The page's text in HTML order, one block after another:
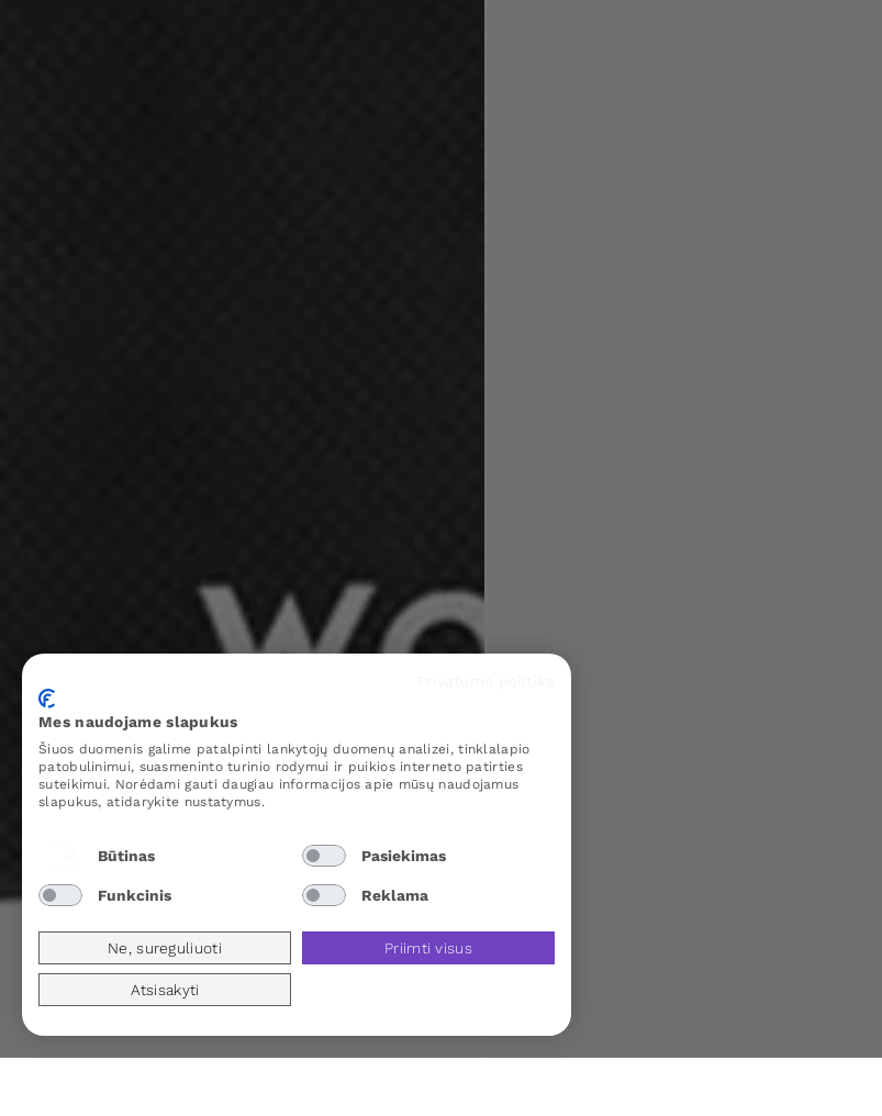
Mes naudojame slapukus
Šiuos duomenis galime patalpinti lankytojų duomenų analizei, tinklalapio
patobulinimui, suasmeninto turinio rodymui ir puikios interneto patirties
suteikimui. Norėdami gauti daugiau informacijos apie mūsų naudojamus
slapukus, atidarykite nustatymus.
Būtinas Pasiekimas
Funkcinis Reklama
Ne, sureguliuoti Priimti visus
Atsisakyti